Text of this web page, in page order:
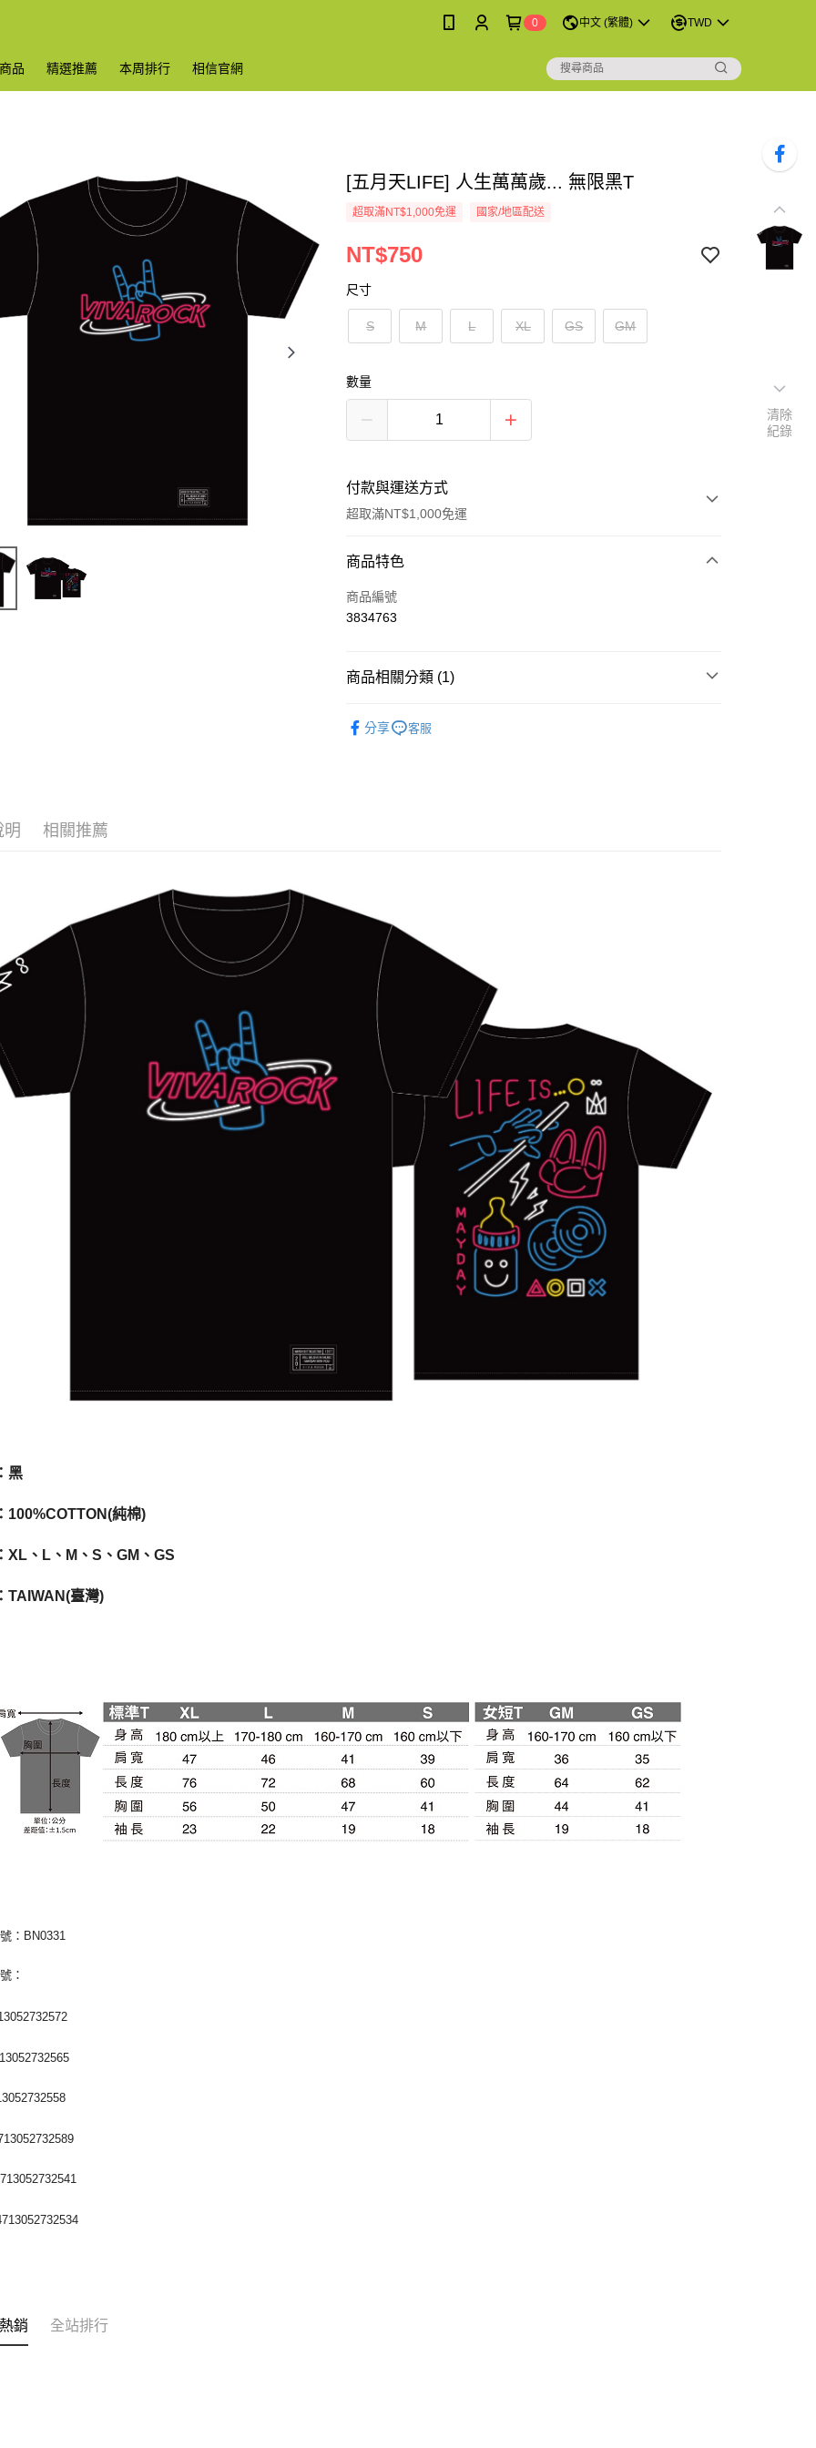
0 中文 (繁體) TWD
品 精選推薦 本周排行 相信官網
[五月天LIFE] 人生萬萬歲... 無限黑T
超取滿NT$1,000免運 國家/地區配送
NT$750
尺寸
S M L XL GS GM
數量
付款與運送方式
超取滿NT$1,000免運
付款方式
信用卡一次付款
悠遊付
全家取貨付款
每筆NT$65，滿NT$1,000(含以上)免運費
付款後全家取貨
每筆NT$65，滿NT$1,000(含以上)免運費
7-11取貨付款
每筆NT$65，滿NT$1,000(含以上)免運費
付款後7-11取貨
每筆NT$65，滿NT$1,000(含以上)免運費
每筆NT$85，滿NT$1,000(含以上)免運費
商品特色
商品編號
3834763
商品相關分類 (1)
分享
客服
明 相關推薦
黑
100%COTTON(純棉)
XL、L、M、S、GM、GS
TAIWAN(臺灣)
：BN0331
：
銷 全站排行
清除
紀錄